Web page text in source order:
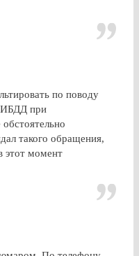
контору друзьям и
по поводу
при
такого обращения,
этот момент
на Оставшковское
(хорошо, что не на